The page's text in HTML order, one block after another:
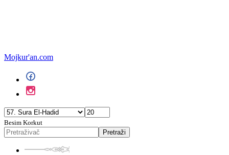
Mojkur'an.com
Besim Korkut
Pretraži